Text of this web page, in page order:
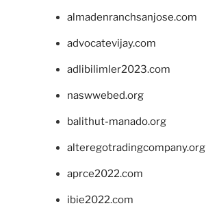
almadenranchsanjose.com
advocatevijay.com
adlibilimler2023.com
naswwebed.org
balithut-manado.org
alteregotradingcompany.org
aprce2022.com
ibie2022.com